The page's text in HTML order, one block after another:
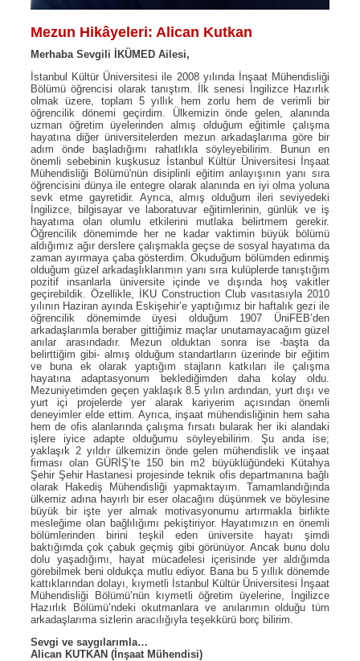
Mezun Hikâyeleri: Alican Kutkan
Merhaba Sevgili İKÜMED Ailesi,
İstanbul Kültür Üniversitesi ile 2008 yılında İnşaat Mühendisliği
Bölümü öğrencisi olarak tanıştım. İlk senesi İngilizce Hazırlık
olmak üzere, toplam 5 yıllık hem zorlu hem de verimli bir
öğrencilik dönemi geçirdim. Ülkemizin önde gelen, alanında
uzman öğretim üyelerinden almış olduğum eğitimle çalışma
hayatına diğer üniversitelerden mezun arkadaşlarıma göre bir
adım önde başladığımı rahatlıkla söyleyebilirim. Bunun en
önemli sebebinin kuşkusuz İstanbul Kültür Üniversitesi İnşaat
Mühendisliği Bölümü'nün disiplinli eğitim anlayışının yanı sıra
öğrencisini dünya ile entegre olarak alanında en iyi olma yoluna
sevk etme gayretidir. Ayrıca, almış olduğum ileri seviyedeki
İngilizce, bilgisayar ve laboratuvar eğitimlerinin, günlük ve iş
hayatıma olan olumlu etkilerini mutlaka belirtmem gerekir.
Öğrencilik dönemimde her ne kadar vaktimin büyük bölümü
aldığımız ağır derslere çalışmakla geçse de sosyal hayatıma da
zaman ayırmaya çaba gösterdim. Okuduğum bölümden edinmiş
olduğum güzel arkadaşlıklarımın yanı sıra kulüplerde tanıştığım
pozitif insanlarla üniversite içinde ve dışında hoş vakitler
geçirebildik. Özellikle, İKU Construction Club vasıtasıyla 2010
yılının Haziran ayında Eskişehir’e yaptığımız bir haftalık gezi ile
öğrencilik dönemimde üyesi olduğum 1907 ÜniFEB’den
arkadaşlarımla beraber gittiğimiz maçlar unutamayacağım güzel
anılar arasındadır. Mezun olduktan sonra ise -başta da
belirttiğim gibi- almış olduğum standartların üzerinde bir eğitim
ve buna ek olarak yaptığım stajların katkıları ile çalışma
hayatına adaptasyonum beklediğimden daha kolay oldu.
Mezuniyetimden geçen yaklaşık 8.5 yılın ardından, yurt dışı ve
yurt içi projelerde yer alarak kariyerim açısından önemli
deneyimler elde ettim. Ayrıca, inşaat mühendisliğinin hem saha
hem de ofis alanlarında çalışma fırsatı bularak her iki alandaki
işlere iyice adapte olduğumu söyleyebilirim. Şu anda ise;
yaklaşık 2 yıldır ülkemizin önde gelen mühendislik ve inşaat
firması olan GÜRİŞ’te 150 bin m2 büyüklüğündeki Kütahya
Şehir Şehir Hastanesi projesinde teknik ofis departmanına bağlı
olarak Hakediş Mühendisliği yapmaktayım. Tamamlandığında
ülkemiz adına hayırlı bir eser olacağını düşünmek ve böylesine
büyük bir işte yer almak motivasyonumu artırmakla birlikte
mesleğime olan bağlılığımı pekiştiriyor. Hayatımızın en önemli
bölümlerinden birini teşkil eden üniversite hayatı şimdi
baktığımda çok çabuk geçmiş gibi görünüyor. Ancak bunu dolu
dolu yaşadığımı, hayat mücadelesi içerisinde yer aldığımda
görebilmek beni oldukça mutlu ediyor. Bana bu 5 yıllık dönemde
kattıklarından dolayı, kıymetli İstanbul Kültür Üniversitesi İnşaat
Mühendisliği Bölümü’nün kıymetli öğretim üyelerine, İngilizce
Hazırlık Bölümü’ndeki okutmanlara ve anılarımın olduğu tüm
arkadaşlarıma sizlerin aracılığıyla teşekkürü borç bilirim.
Sevgi ve saygılarımla…
Alican KUTKAN (İnşaat Mühendisi)